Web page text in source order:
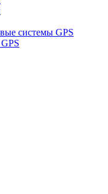
системы GPS